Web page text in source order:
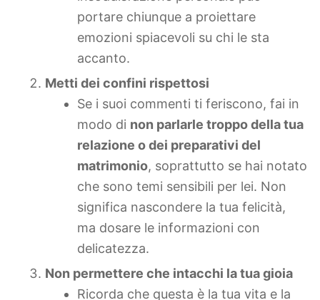
portare chiunque a proiettare
emozioni spiacevoli su chi le sta
accanto.
Metti dei confini rispettosi
Se i suoi commenti ti feriscono, fai in
modo di non parlarle troppo della tua
relazione o dei preparativi del
matrimonio, soprattutto se hai notato
che sono temi sensibili per lei. Non
significa nascondere la tua felicità,
ma dosare le informazioni con
delicatezza.
Non permettere che intacchi la tua gioia
Ricorda che questa è la tua vita e la